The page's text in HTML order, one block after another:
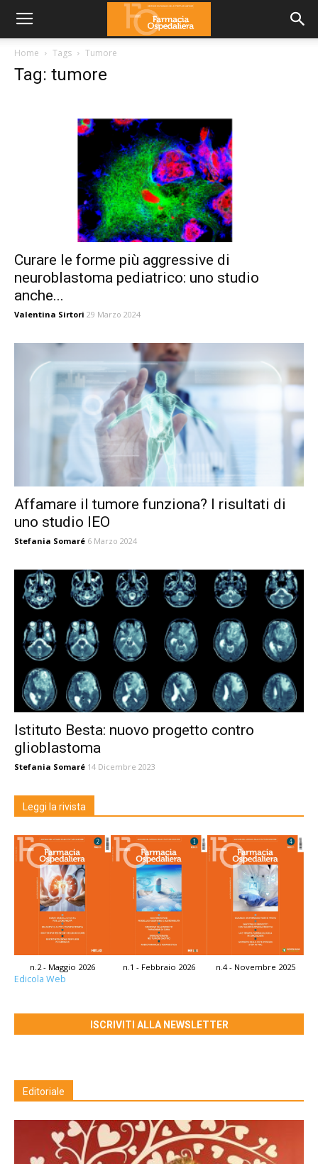
Home Tags Tumore
Tag: tumore
Curare le forme più aggressive di
neuroblastoma pediatrico: uno studio
anche...
Valentina Sirtori 29 Marzo 2024
Affamare il tumore funziona? I risultati di
uno studio IEO
Stefania Somaré 6 Marzo 2024
Istituto Besta: nuovo progetto contro
glioblastoma
Stefania Somaré 14 Dicembre 2023
Leggi la rivista
n.2 - Maggio 2026 n.1 - Febbraio 2026 n.4 - Novembre 2025
Edicola Web
ISCRIVITI ALLA NEWSLETTER
Editoriale